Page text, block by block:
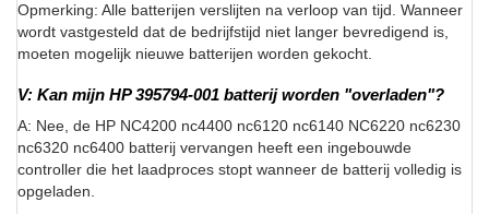
Opmerking: Alle batterijen verslijten na verloop van tijd. Wanneer
wordt vastgesteld dat de bedrijfstijd niet langer bevredigend is,
moeten mogelijk nieuwe batterijen worden gekocht.
V: Kan mijn HP 395794-001 batterij worden "overladen"?
A: Nee, de HP NC4200 nc4400 nc6120 nc6140 NC6220 nc6230
nc6320 nc6400 batterij vervangen heeft een ingebouwde
controller die het laadproces stopt wanneer de batterij volledig is
opgeladen.